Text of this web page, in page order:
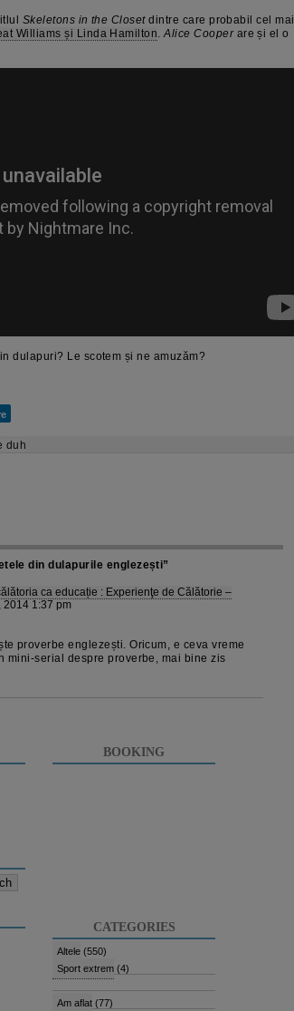
Skeletons in the Closetdintre care probabil cel mai
Williams și Linda Hamilton.Alice Cooperare și el o
dulapuri? Le scotem și ne amuzăm?
duh
din dulapurile englezești”
ca educație : Experienţe de Călătorie –
2014 1:37 pm
proverbe englezești. Oricum, e ceva vreme
mini-serial despre proverbe, mai bine zis
BOOKING
CATEGORIES
Altele (550)
Sport extrem (4)
Am aflat (77)